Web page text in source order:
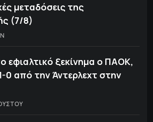
μεταδόσεις της
(7/8)
εφιαλτικό ξεκίνημα ο ΠΑΟΚ,
0 από την Άντερλεχτ στην